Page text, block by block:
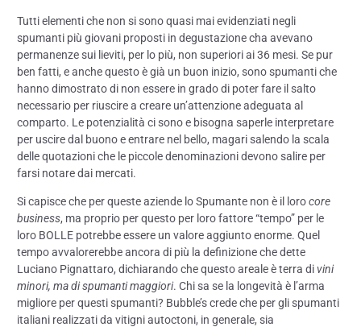
Tutti elementi che non si sono quasi mai evidenziati negli
spumanti più giovani proposti in degustazione cha avevano
permanenze sui lieviti, per lo più, non superiori ai 36 mesi. Se pur
ben fatti, e anche questo è già un buon inizio, sono spumanti che
hanno dimostrato di non essere in grado di poter fare il salto
necessario per riuscire a creare un’attenzione adeguata al
comparto. Le potenzialità ci sono e bisogna saperle interpretare
per uscire dal buono e entrare nel bello, magari salendo la scala
delle quotazioni che le piccole denominazioni devono salire per
farsi notare dai mercati.
Si capisce che per queste aziende lo Spumante non è il lorocore
business, ma proprio per questo per loro fattore “tempo” per le
loro BOLLE potrebbe essere un valore aggiunto enorme. Quel
tempo avvalorerebbe ancora di più la definizione che dette
Luciano Pignattaro, dichiarando che questo areale è terra divini
minori, ma di spumanti maggiori. Chi sa se la longevità è l’arma
migliore per questi spumanti? Bubble’s crede che per gli spumanti
italiani realizzati da vitigni autoctoni, in generale, sia